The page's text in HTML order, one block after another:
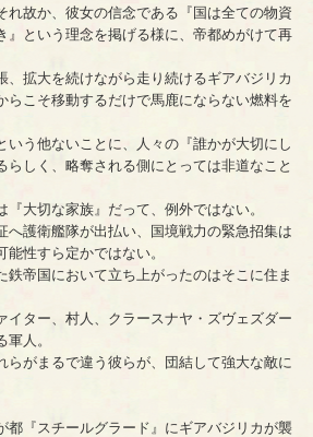
れ故か、彼女の信念である『国は全ての物資
』という理念を掲げる様に、帝都めがけて再
拡大を続けながら走り続けるギアバジリカ
らこそ移動するだけで馬鹿にならない燃料を
う他ないことに、人々の『誰かが大切にし
らしく、略奪される側にとっては非道なこと
大切な家族』だって、例外ではない。
護衛艦隊が出払い、国境戦力の緊急招集は
性すら定かではない。
帝国において立ち上がったのはそこに住ま
ター、村人、クラースナヤ・ズヴェズダー
人。
がまるで違う彼らが、団結して強大な敵に
『スチールグラード』にギアバジリカが襲